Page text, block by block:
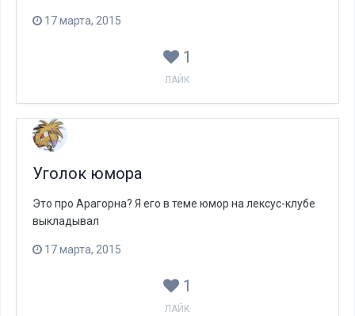
17 марта, 2015
1
ЛАЙК
Уголок юмора
Это про Арагорна? Я его в теме юмор на лексус-клубе
выкладывал
17 марта, 2015
1
ЛАЙК